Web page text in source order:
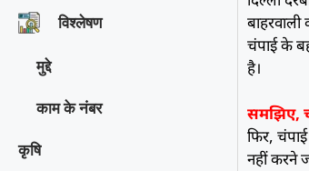
विश्‍लेषण
मुद्दे
काम के नंबर
कृषि
चंपाई के
है।
समझिए,
फिर,
नहीं करने